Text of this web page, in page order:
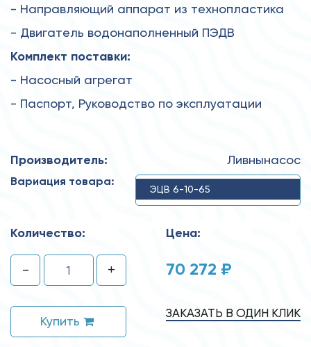
- Направляющий аппарат из технопластика
- Двигатель водонаполненный ПЭДВ
Комплект поставки:
- Насосный агрегат
- Паспорт, Руководство по эксплуатации
Производитель: Ливнынасос
Вариация товара:
ЭЦВ 6-10-65
Количество:
- +
Купить
Цена:
70 272 ₽
ЗАКАЗАТЬ В ОДИН КЛИК